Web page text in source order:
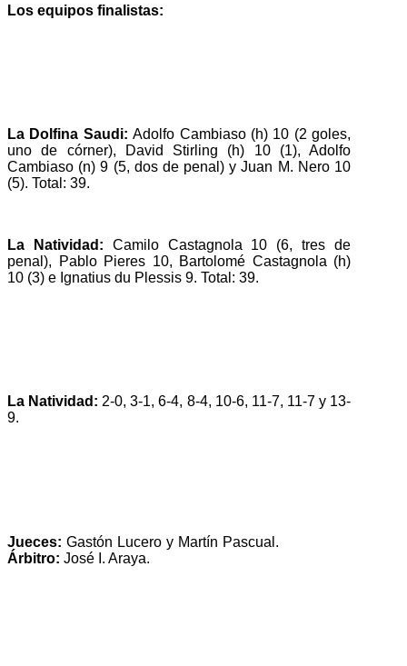
Los equipos finalistas:
La Dolfina Saudi:Adolfo Cambiaso (h) 10 (2 goles,
uno de córner), David Stirling (h) 10 (1), Adolfo
Cambiaso (n) 9 (5, dos de penal) y Juan M. Nero 10
(5). Total: 39.
La Natividad: Camilo Castagnola 10 (6, tres de
penal), Pablo Pieres 10, Bartolomé Castagnola (h)
10 (3) e Ignatius du Plessis 9. Total: 39.
La Natividad: 2-0, 3-1, 6-4, 8-4, 10-6, 11-7, 11-7 y 13-
9.
Jueces: Gastón Lucero y Martín Pascual.
Árbitro: José I. Araya.